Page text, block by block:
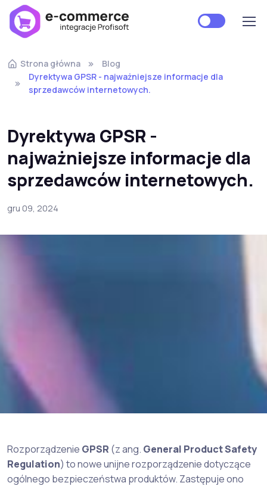
Strona główna
Blog
Dyrektywa GPSR - najważniejsze informacje dla
sprzedawców internetowych.
Dyrektywa GPSR -
najważniejsze informacje dla
sprzedawców internetowych.
gru 09, 2024
Rozporządzenie GPSR (z ang. General Product Safety
Regulation) to nowe unijne rozporządzenie dotyczące
ogólnego bezpieczeństwa produktów. Zastępuje ono